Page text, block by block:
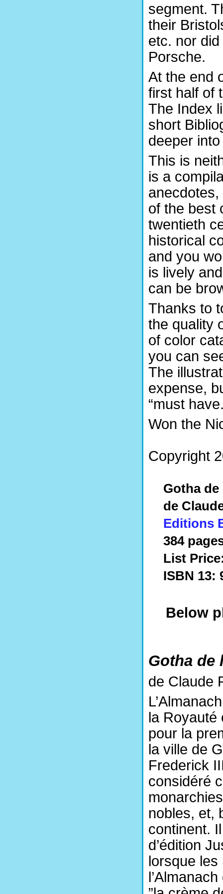
segment.
their
etc. nor
Porsche.
At the end
first half of
The Index
short
deeper
This is
is a
of the best
twentieth
historical
and you
is lively
can be
Thanks to
the quality
of color
you can
The
expense,
“must
Won the
Copyright
Gotha de
de
Editions
384
List
ISBN 13:
Below
Gotha de
de Claude
la Royauté
pour la
la ville de
Frederick
considéré
nobles, et,
continent.
d’édition
lorsque